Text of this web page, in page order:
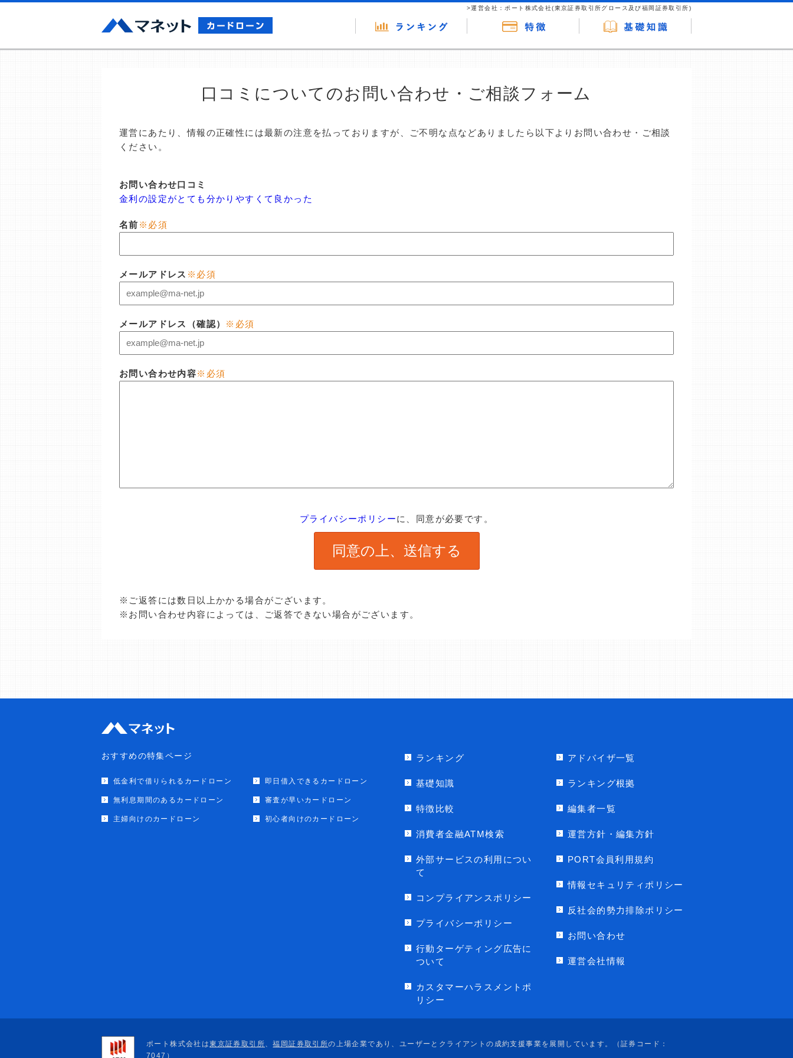
>運営会社：ポート株式会社(東京証券取引所グロース及び福岡証券取引所)
口コミについてのお問い合わせ・ご相談フォーム
運営にあたり、情報の正確性には最新の注意を払っておりますが、ご不明な点などありましたら以下よりお問い合わせ・ご相談
ください。
お問い合わせ口コミ
金利の設定がとても分かりやすくて良かった
名前 ※必須
メールアドレス ※必須
メールアドレス（確認） ※必須
お問い合わせ内容※必須
プライバシーポリシーに、同意が必要です。
※ご返答には数日以上かかる場合がございます。
※お問い合わせ内容によっては、ご返答できない場合がございます。
おすすめの特集ページ
低金利で借りられるカードローン 即日借入できるカードローン
無利息期間のあるカードローン 審査が早いカードローン
主婦向けのカードローン 初心者向けのカードローン
ランキング
基礎知識
特徴比較
消費者金融ATM検索
外部サービスの利用につい
て
コンプライアンスポリシー
プライバシーポリシー
行動ターゲティング広告に
ついて
カスタマーハラスメントポ
リシー
アドバイザ一覧
ランキング根拠
編集者一覧
運営方針・編集方針
PORT会員利用規約
情報セキュリティポリシー
反社会的勢力排除ポリシー
お問い合わせ
運営会社情報